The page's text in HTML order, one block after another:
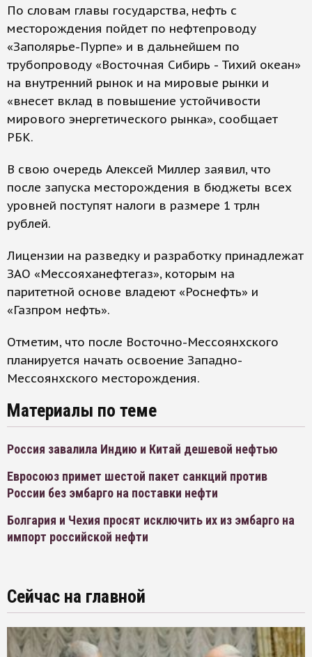
По словам главы государства, нефть с
месторождения пойдет по нефтепроводу
«Заполярье-Пурпе» и в дальнейшем по
трубопроводу «Восточная Сибирь - Тихий океан»
на внутренний рынок и на мировые рынки и
«внесет вклад в повышение устойчивости
мирового энергетического рынка», сообщает
РБК.
В свою очередь Алексей Миллер заявил, что
после запуска месторождения в бюджеты всех
уровней поступят налоги в размере 1 трлн
рублей.
Лицензии на разведку и разработку принадлежат
ЗАО «Мессояханефтегаз», которым на
паритетной основе владеют «Роснефть» и
«Газпром нефть».
Отметим, что после Восточно-Мессоянхского
планируется начать освоение Западно-
Мессоянхского месторождения.
Материалы по теме
Россия завалила Индию и Китай дешевой нефтью
Евросоюз примет шестой пакет санкций против
России без эмбарго на поставки нефти
Болгария и Чехия просят исключить их из эмбарго на
импорт российской нефти
Сейчас на главной